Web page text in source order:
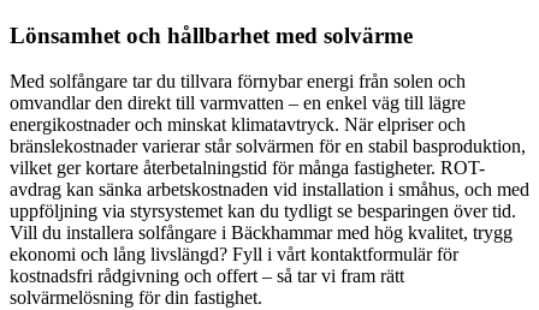
Lönsamhet och hållbarhet med solvärme
Med solfångare tar du tillvara förnybar energi från solen och
omvandlar den direkt till varmvatten – en enkel väg till lägre
energikostnader och minskat klimatavtryck. När elpriser och
bränslekostnader varierar står solvärmen för en stabil basproduktion,
vilket ger kortare återbetalningstid för många fastigheter. ROT-
avdrag kan sänka arbetskostnaden vid installation i småhus, och med
uppföljning via styrsystemet kan du tydligt se besparingen över tid.
Vill du installera solfångare i Bäckhammar med hög kvalitet, trygg
ekonomi och lång livslängd? Fyll i vårt kontaktformulär för
kostnadsfri rådgivning och offert – så tar vi fram rätt
solvärmelösning för din fastighet.